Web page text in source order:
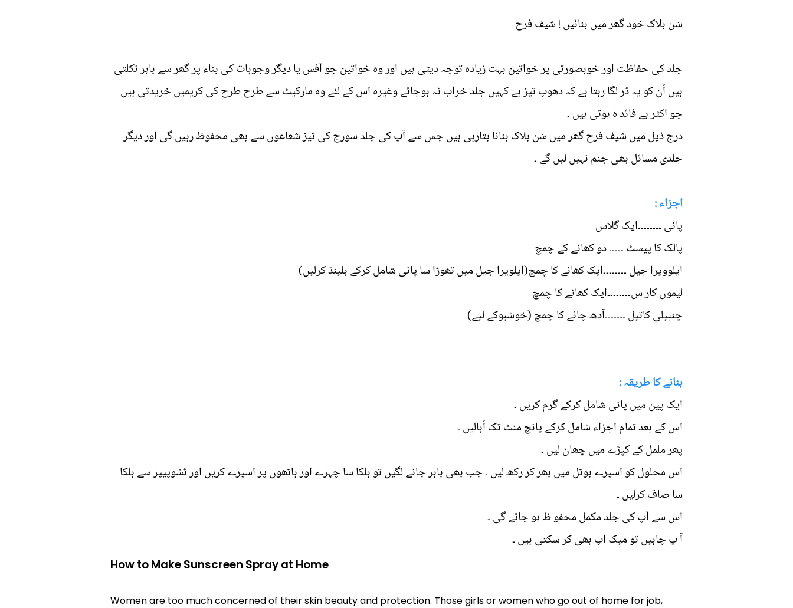
سَن بلاک خود گھر میں بنائیں ! شیف فرح
جلد کی حفاظت اور خوبصورتی پر خواتین بہت زیادہ توجہ دیتی ہیں اور وہ خواتین جو آفس یا دیگر وجوہات کی بناء پر گھر سے باہر نکلتی
ہیں اُن کو یہ ڈر لگا رہتا ہے کہ دھوپ تیز ہے کہیں جلد خراب نہ ہوجائے وغیرہ اس کے لئے وہ مارکیٹ سے طرح طرح کی کریمیں خریدتی ہیں
جو اکثر بے فائد ہ ہوتی ہیں ۔
درج ذیل میں شیف فرح گھر میں سَن بلاک بنانا بتارہی ہیں جس سے آپ کی جلد سورج کی تیز شعاعوں سے بھی محفوظ رہیں گی اور دیگر
جلدی مسائل بھی جنم نہیں لیں گے ۔
اجزاء :
پانی ۔۔۔۔۔۔۔۔ایک گلاس
پالک کا پیسٹ ۔۔۔۔۔ دو کھانے کے چمچ
ایلوویرا جیل ۔۔۔۔۔۔۔۔ایک کھانے کا چمچ(ایلویرا جیل میں تھوڑا سا پانی شامل کرکے بلینڈ کرلیں)
لیموں کار س۔۔۔۔۔۔۔۔ایک کھانے کا چمچ
چنبیلی کاتیل ۔۔۔۔۔۔۔آدھ چائے کا چمچ (خوشبوکے لیے)
بنانے کا طریقہ :
ایک پین میں پانی شامل کرکے گرم کریں ۔
اس کے بعد تمام اجزاء شامل کرکے پانچ منٹ تک اُبالیں ۔
پھر ململ کے کپڑے میں چھان لیں ۔
اس محلول کو اسپرے بوتل میں بھر کر رکھ لیں ۔ جب بھی باہر جانے لگیں تو ہلکا سا چہرے اور ہاتھوں پر اسپرے کریں اور ٹشوپیپر سے ہلکا
سا صاف کرلیں ۔
اس سے آپ کی جلد مکمل محفو ظ ہو جائے گی ۔
آ پ چاہیں تو میک اپ بھی کر سکتی ہیں ۔
How to Make Sunscreen Spray at Home
Women are too much concerned of their skin beauty and protection. Those girls or women who go out of home for job,